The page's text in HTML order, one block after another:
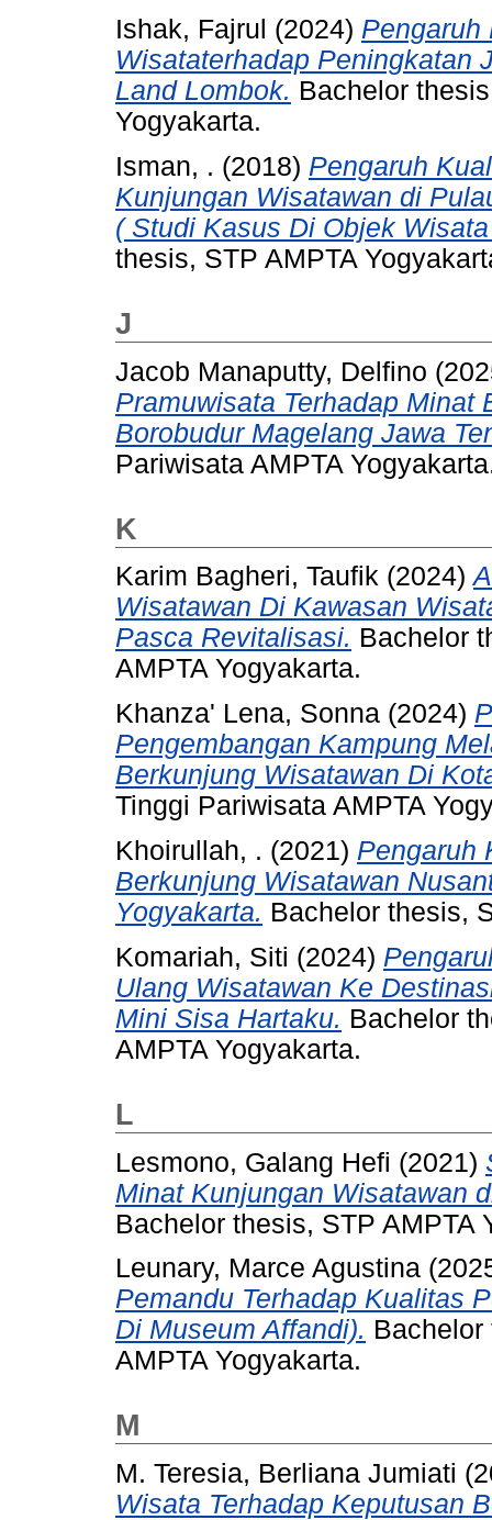
Ishak, Fajrul (2024) Pengaruh
Wisataterhadap Peningkatan
Land Lombok. Bachelor
Yogyakarta.
Isman, . (2018) Pengaruh
Kunjungan Wisatawan di
( Studi Kasus Di Objek
thesis, STP AMPTA
J
Jacob Manaputty, Delfino
Pramuwisata Terhadap Minat
Borobudur Magelang Jawa
Pariwisata AMPTA
K
Karim Bagheri, Taufik (2024)
Wisatawan Di Kawasan
Pasca Revitalisasi. Bachelor
AMPTA Yogyakarta.
Khanza' Lena, Sonna (2024)
Pengembangan Kampung
Berkunjung Wisatawan Di
Tinggi Pariwisata AMPTA
Khoirullah, . (2021) Pengaruh
Berkunjung Wisatawan
Yogyakarta. Bachelor thesis,
Komariah, Siti (2024)
Ulang Wisatawan Ke
Mini Sisa Hartaku. Bachelor
AMPTA Yogyakarta.
L
Lesmono, Galang Hefi (2021)
Minat Kunjungan Wisatawan
Bachelor thesis, STP AMPTA
Leunary, Marce Agustina
Pemandu Terhadap Kualitas
Di Museum Affandi).
AMPTA Yogyakarta.
M
M. Teresia, Berliana Jumiati
Wisata Terhadap Keputusan